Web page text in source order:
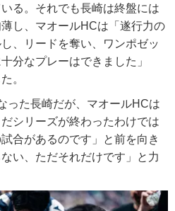
る。それでも長崎は終盤には
し、マオールHCは「遂行力の
、リードを奪い、ワンポゼッ
分なプレーはできました」
。
た長崎だが、マオールHCは
シリーズが終わったわけでは
合があるのです」と前を向き
い、ただそれだけです」と力